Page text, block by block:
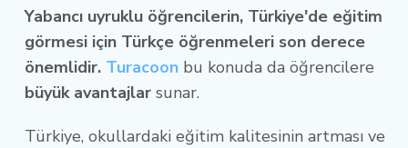
Yabancı uyruklu öğrencilerin, Türkiye'de eğitim
görmesi için Türkçe öğrenmeleri son derece
önemlidir. Turacoon bu konuda da öğrencilere
büyük avantajlar sunar.
Türkiye, okullardaki eğitim kalitesinin artması ve